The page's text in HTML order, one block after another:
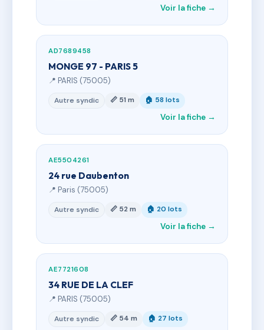
Voir la fiche →
AD7689458
MONGE 97 - PARIS 5
📍 PARIS (75005)
Autre syndic 📏 51 m 🏠 58 lots
Voir la fiche →
AE5504261
24 rue Daubenton
📍 Paris (75005)
Autre syndic 📏 52 m 🏠 20 lots
Voir la fiche →
AE7721608
34 RUE DE LA CLEF
📍 PARIS (75005)
Autre syndic 📏 54 m 🏠 27 lots